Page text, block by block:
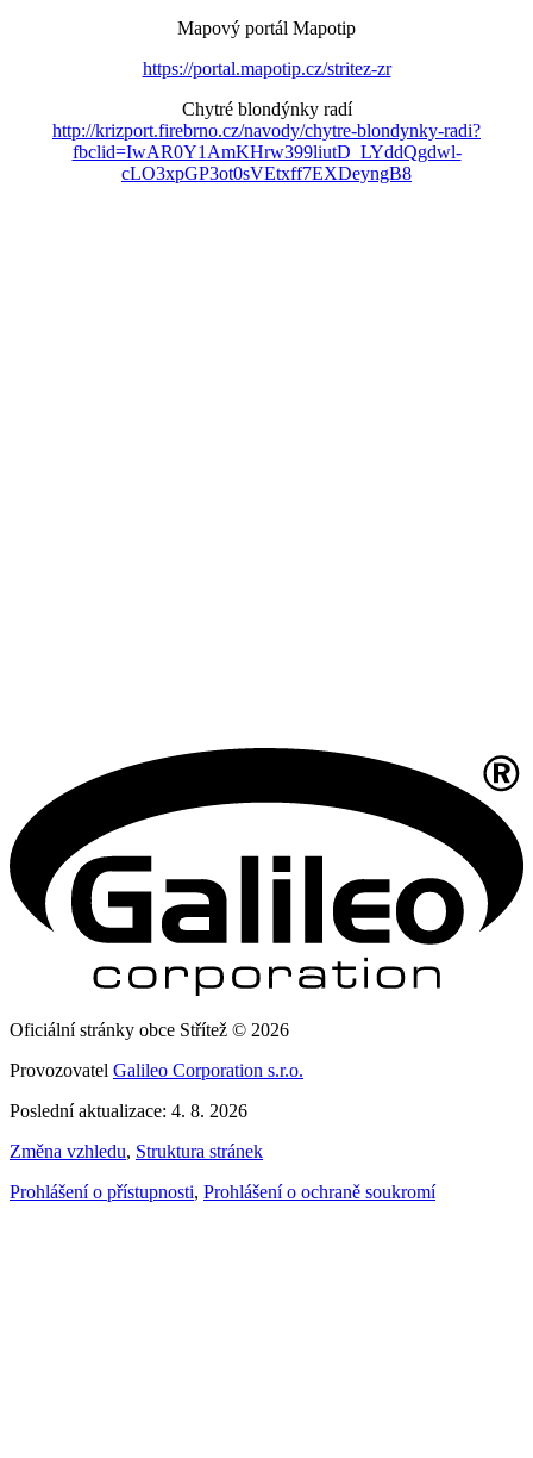
Mapový portál Mapotip
https://portal.mapotip.cz/stritez-zr
Chytré blondýnky radí
http://krizport.firebrno.cz/navody/chytre-blondynky-radi?
fbclid=IwAR0Y1AmKHrw399liutD_LYddQgdwl-
cLO3xpGP3ot0sVEtxff7EXDeyngB8
Oficiální stránky obce Střítež © 2026
Provozovatel Galileo Corporation s.r.o.
Poslední aktualizace: 4. 8. 2026
Změna vzhledu, Struktura stránek
Prohlášení o přístupnosti, Prohlášení o ochraně soukromí